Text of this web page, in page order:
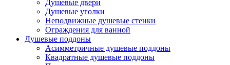
Душевые двери
Душевые уголки
Неподвижные душевые стенки
Ограждения для ванной
Душевые поддоны
Асимметричные душевые поддоны
Квадратные душевые поддоны